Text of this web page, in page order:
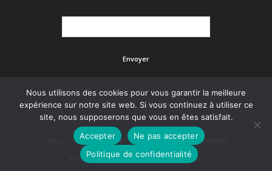
Faire un don Adhérer
Politique de confidentialité
© Newsmag WordPress Theme by tagDiv
Nous utilisons des cookies pour vous garantir la meilleure
expérience sur notre site web. Si vous continuez à utiliser ce
site, nous supposerons que vous en êtes satisfait.
Accepter
Ne pas accepter
Politique de confidentialité